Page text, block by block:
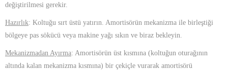
değiştirilmesi gerekir.
Hazırlık: Koltuğu sırt üstü yatırın. Amortisörün mekanizma ile birleştiği
bölgeye pas sökücü veya makine yağı sıkın ve biraz bekleyin.
Mekanizmadan Ayırma: Amortisörün üst kısmına (koltuğun oturağının
altında kalan mekanizma kısmına) bir çekiçle vurarak amortisörü